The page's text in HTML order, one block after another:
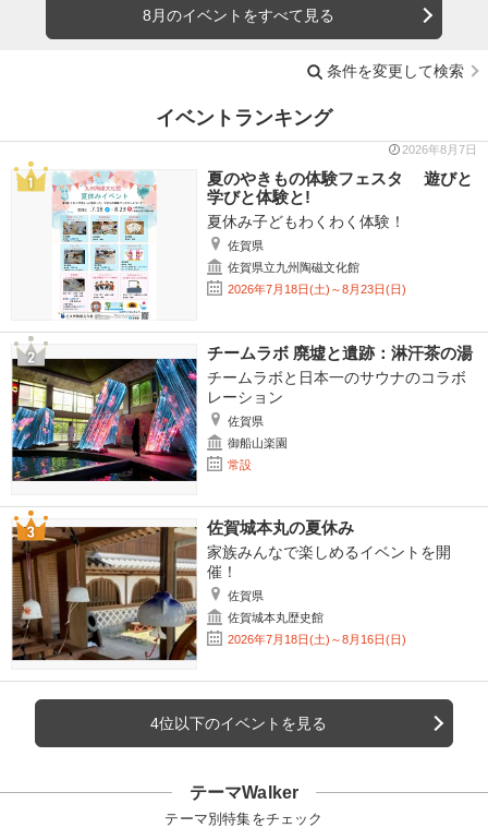
8月のイベントをすべて見る
条件を変更して検索
イベントランキング
2026年8月7日
夏のやきもの体験フェスタ 遊びと
学びと体験と!
夏休み子どもわくわく体験！
佐賀県
佐賀県立九州陶磁文化館
2026年7月18日(土)～8月23日(日)
チームラボ 廃墟と遺跡：淋汗茶の湯
チームラボと日本一のサウナのコラボ
レーション
佐賀県
御船山楽園
常設
佐賀城本丸の夏休み
家族みんなで楽しめるイベントを開
催！
佐賀県
佐賀城本丸歴史館
2026年7月18日(土)～8月16日(日)
4位以下のイベントを見る
テーマWalker
テーマ別特集をチェック